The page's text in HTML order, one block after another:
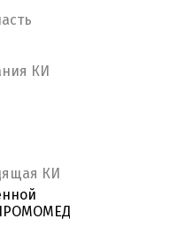
КИ
КИ